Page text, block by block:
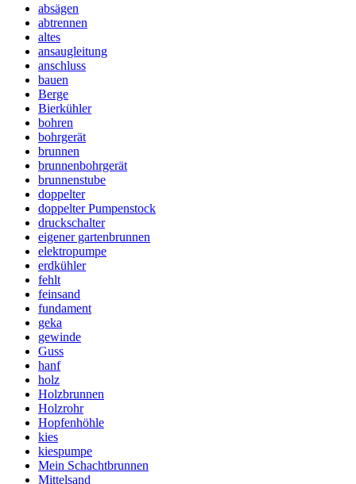
absägen
abtrennen
altes
ansaugleitung
anschluss
bauen
Berge
Bierkühler
bohren
bohrgerät
brunnen
brunnenbohrgerät
brunnenstube
doppelter
doppelter Pumpenstock
druckschalter
eigener gartenbrunnen
elektropumpe
erdkühler
fehlt
feinsand
fundament
geka
gewinde
Guss
hanf
holz
Holzbrunnen
Holzrohr
Hopfenhöhle
kies
kiespumpe
Mein Schachtbrunnen
Mittelsand